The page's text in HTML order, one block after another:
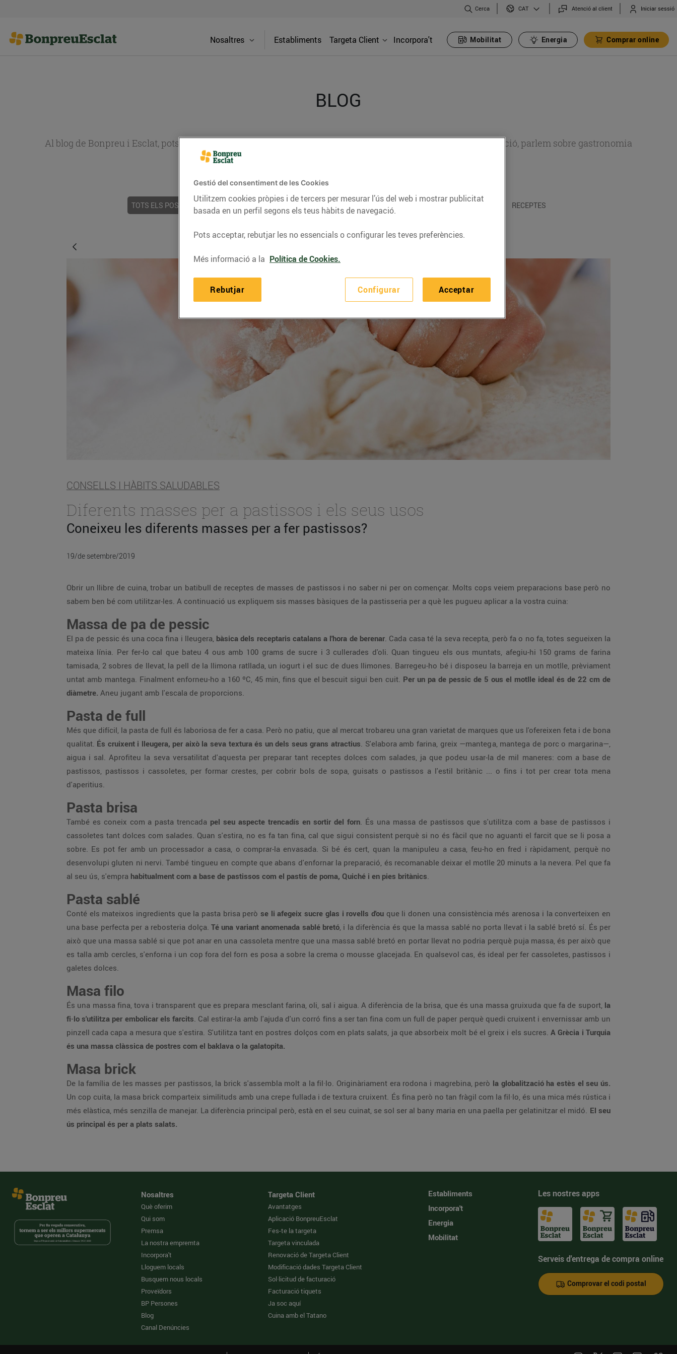
Cerca CAT Atenció al client Iniciar sessió
Nosaltres Establiments Targeta Client Incorpora't Mobilitat Energia Comprar online
BLOG
Al blog de Bonpreu i Esclat, pots trobar receptes, consells nutricionals, informació d’actualitat sobre alimentació, parlem sobre gastronomia
TOTS ELS POSTS ACTUALITAT CONSELLS I HÀBITS SALUDABLES ENERGIA GASTRONOMIA I TRADICIONS RECEPTES
CONSELLS I HÀBITS SALUDABLES
Diferents masses per a pastissos i els seus usos
Coneixeu les diferents masses per a fer pastissos?
19/de setembre/2019
Obrir un llibre de cuina, trobar un batibull de receptes de masses de pastissos i no saber ni per on començar. Molts cops veiem preparacions base però no
sabem ben bé com utilitzar-les. A continuació us expliquem sis masses bàsiques de la pastisseria per a què les pugueu aplicar a la vostra cuina:
Massa de pa de pessic
El pa de pessic és una coca fina i lleugera, bàsica dels receptaris catalans a l'hora de berenar. Cada casa té la seva recepta, però fa o no fa, totes segueixen la
mateixa línia. Per fer-lo cal que bateu 4 ous amb 100 grams de sucre i 3 cullerades d'oli. Quan tingueu els ous muntats, afegiu-hi 150 grams de farina
tamisada, 2 sobres de llevat, la pell de la llimona ratllada, un iogurt i el suc de dues llimones. Barregeu-ho bé i disposeu la barreja en un motlle, prèviament
untat amb mantega. Finalment enforneu-ho a 160 ºC, 45 min, fins que el bescuit sigui ben cuit. Per un pa de pessic de 5 ous el motlle ideal és de 22 cm de
diàmetre. Aneu jugant amb l'escala de proporcions.
Pasta de full
Més que difícil, la pasta de full és laboriosa de fer a casa. Però no patiu, que al mercat trobareu una gran varietat de marques que us l'ofereixen feta i de bona
qualitat. És cruixent i lleugera, per això la seva textura és un dels seus grans atractius. S'elabora amb farina, greix —mantega, mantega de porc o margarina—,
aigua i sal. Aprofiteu la seva versatilitat d'aquesta per preparar tant receptes dolces com salades, ja que podeu usar-la de mil maneres: com a base de
pastissos, pastissos i cassoletes, per formar crestes, per cobrir bols de sopa, guisats o pastissos a l'estil britànic ... o fins i tot per crear tota mena
d'aperitius.
Pasta brisa
També es coneix com a pasta trencada pel seu aspecte trencadís en sortir del forn. És una massa de pastissos que s'utilitza com a base de pastissos i
cassoletes tant dolces com salades. Quan s'estira, no es fa tan fina, cal que sigui consistent perquè si no és fàcil que no aguanti el farcit que se li posa a
sobre. Es pot fer amb un processador a casa, o comprar-la envasada. Si bé és cert, quan la manipuleu a casa, feu-ho en fred i ràpidament, perquè no
desenvolupi gluten ni nervi. També tingueu en compte que abans d'enfornar la preparació, és recomanable deixar el motlle 20 minuts a la nevera. Pel que fa
al seu ús, s'empra habitualment com a base de pastissos com el pastís de poma, Quiché i en pies britànics.
Pasta sablé
Conté els mateixos ingredients que la pasta brisa però se li afegeix sucre glas i rovells d'ou que li donen una consistència més arenosa i la converteixen en
una base perfecta per a rebosteria dolça. Té una variant anomenada sablé bretó, i la diferència és que la massa sablé no porta llevat i la sablé bretó sí. És per
això que una massa sablé si que pot anar en una cassoleta mentre que una massa sablé bretó en portar llevat no podria perquè puja massa, és per això que
es talla amb cercles, s'enforna i un cop fora del forn es posa a sobre la crema o mousse glacejada. En qualsevol cas, és ideal per fer cassoletes, pastissos i
galetes dolces.
Masa filo
És una massa fina, tova i transparent que es prepara mesclant farina, oli, sal i aigua. A diferència de la brisa, que és una massa gruixuda que fa de suport, la
fi·lo s'utilitza per embolicar els farcits. Cal estirar-la amb l'ajuda d'un corró fins a ser tan fina com un full de paper perquè quedi cruixent i envernissar amb un
pinzell cada capa a mesura que s'estira. S'utilitza tant en postres dolços com en plats salats, ja que absorbeix molt bé el greix i els sucres. A Grècia i Turquia
és una massa clàssica de postres com el baklava o la galatopita.
Masa brick
De la família de les masses per pastissos, la brick s'assembla molt a la fil·lo. Originàriament era rodona i magrebina, però la globalització ha estès el seu ús.
Un cop cuita, la masa brick comparteix similituds amb una crepe fullada i de textura cruixent. És fina però no tan fràgil com la fil·lo, és una mica més rústica i
més elàstica, més senzilla de manejar. La diferència principal però, està en el seu cuinat, se sol ser al bany maria en una paella per gelatinitzar el midó. El seu
ús principal és per a plats salats.
Nosaltres
Què oferim
Qui som
Premsa
La nostra empremta
Incorpora't
Lloguem locals
Busquem nous locals
Proveïdors
BP Persones
Blog
Canal Denúncies
Targeta Client
Avantatges
Aplicació BonpreuEsclat
Fes-te la targeta
Targeta vinculada
Renovació de Targeta Client
Modificació dades Targeta Client
Sol·licitud de facturació
Facturació tiquets
Ja soc aquí
Cuina amb el Tatano
Establiments
Incorpora't
Energia
Mobilitat
Les nostres apps
Serveis d'entrega de compra online
Comprovar el codi postal
Gestió del consentiment de les Cookies
Utilitzem cookies pròpies i de tercers per mesurar l’ús del web i mostrar publicitat
basada en un perfil segons els teus hàbits de navegació.
Pots acceptar, rebutjar les no essencials o configurar les teves preferències.
Més informació a la Política de Cookies.
Configurar
Rebutjar Acceptar